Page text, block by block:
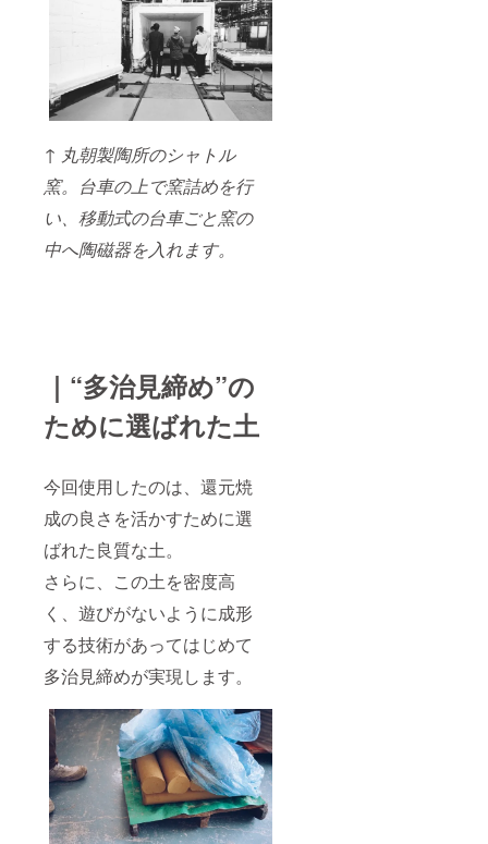
↑ 丸朝製陶所のシャトル
窯。台車の上で窯詰めを行
い、移動式の台車ごと窯の
中へ陶磁器を入れます。
｜“多治見締め”の
ために選ばれた土
今回使用したのは、還元焼
成の良さを活かすために選
ばれた良質な土。
さらに、この土を密度高
く、遊びがないように成形
する技術があってはじめて
多治見締めが実現します。